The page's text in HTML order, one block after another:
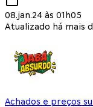
08.jan.24 às 01h05
Atualizado há mais
Achados e preços